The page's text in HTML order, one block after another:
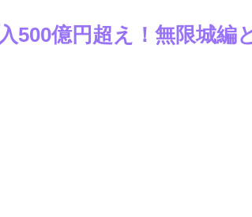
500億円超え！無限城編